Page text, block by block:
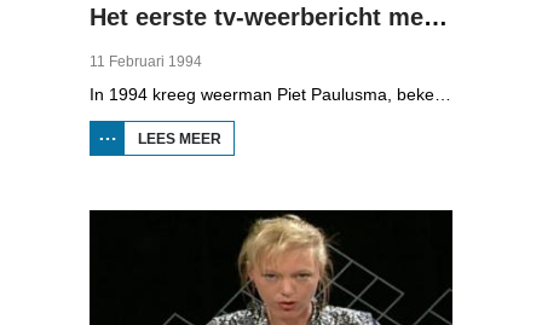
Het eerste tv-weerbericht met Piet Paulusma
11 Februari 1994
LEES MEER
EERSTE TV-